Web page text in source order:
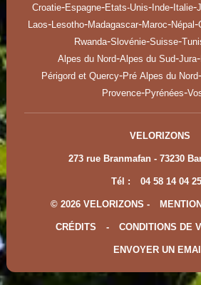
Croatie-Espagne-Etats-Unis-Inde-Italie-
Laos-Lesotho-Madagascar-Maroc-Népal-
Rwanda-Slovénie-Suisse-
Alpes du Nord-Alpes du Sud-Jura-
Périgord et Quercy-Pré Alpes du Nord-
Provence-Pyrénées-
VELORIZONS
273 rue Branmafan - 73230
Tél : 04 58 14 04 25
© 2026 VELORIZONS -
CRÉDITS - CONDITIONS DE
ENVOYER UN